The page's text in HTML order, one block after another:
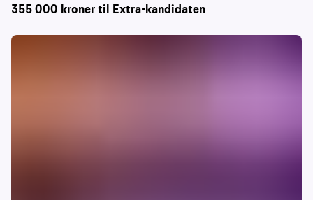
355 000 kroner til Extra-kandidaten